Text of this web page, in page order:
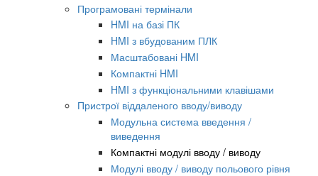
Програмовані термінали
HMI на базі ПК
HMI з вбудованим ПЛК
Масштабовані HMI
Компактні HMI
HMI з функціональними клавішами
Пристрої віддаленого вводу/виводу
Модульна система введення /
виведення
Компактні модулі вводу / виводу
Модулі вводу / виводу польового рівня